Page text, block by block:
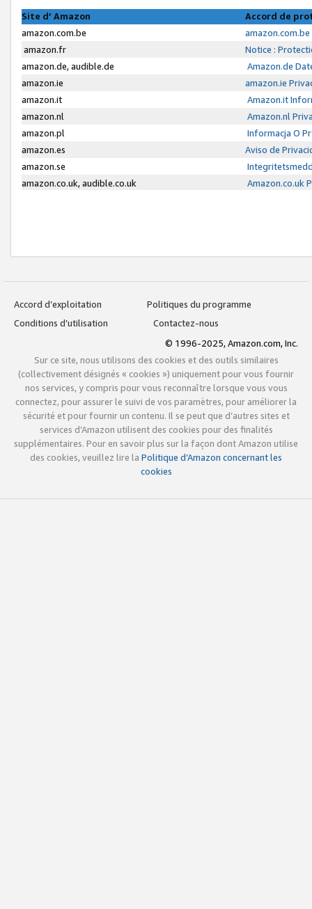
Site d’ Amazon
Accord de
amazon.com.be
amazon.fr
Notice :
amazon.de, audible.de
Amazon.de
amazon.ie
amazon.ie
amazon.it
Amazon.it
amazon.nl
Amazon.nl
amazon.pl
Informacja O
amazon.es
Aviso de
amazon.se
amazon.co.uk, audible.co.uk
Amazon.co.uk
Accord d’exploitation
Politiques du programme
Conditions d’utilisation
Contactez-nous
© 1996-2025, Amazon.com, Inc.
Sur ce site, nous utilisons des cookies et des outils similaires
(collectivement désignés « cookies ») uniquement pour vous fournir
nos services, y compris pour vous reconnaître lorsque vous vous
connectez, pour assurer le suivi de vos paramètres, pour améliorer la
sécurité et pour fournir un contenu. Il se peut que d’autres sites et
services d’Amazon utilisent des cookies pour des finalités
supplémentaires. Pour en savoir plus sur la façon dont Amazon utilise
des cookies, veuillez lire la Politique d’Amazon concernant les
cookies